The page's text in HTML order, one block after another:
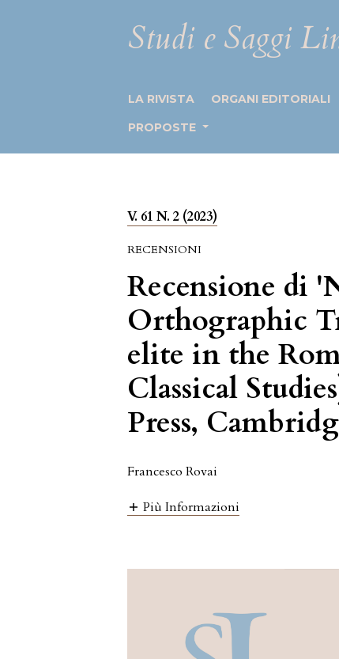
Studi e Saggi
LA RIVISTA ORGANI EDITORIALI
PROPOSTE
V. 61 N. 2 (2023)
RECENSIONI
Recensione di
Orthographic
elite in the
Classical
Press,
Francesco Rovai
Più Informazioni